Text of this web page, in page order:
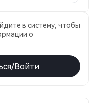
в систему, чтобы
о
Войти